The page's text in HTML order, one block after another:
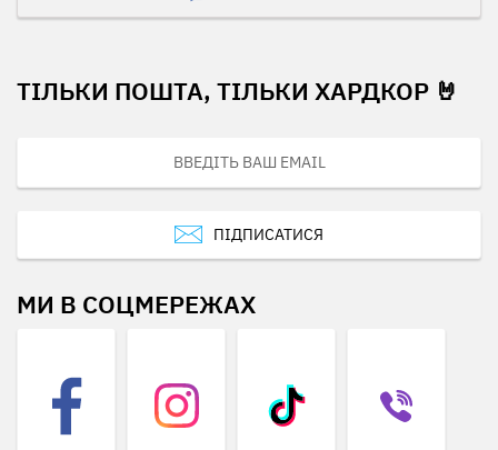
ТІЛЬКИ ПОШТА, ТІЛЬКИ ХАРДКОР 🤘
ПІДПИСАТИСЯ
МИ В СОЦМЕРЕЖАХ